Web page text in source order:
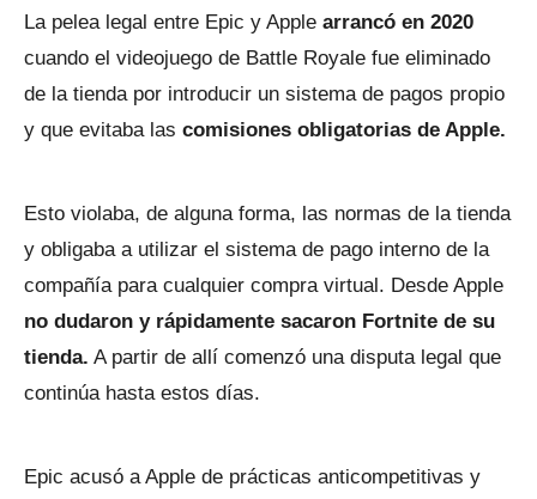
La pelea legal entre Epic y Apple arrancó en 2020
cuando el videojuego de Battle Royale fue eliminado
de la tienda por introducir un sistema de pagos propio
y que evitaba las comisiones obligatorias de Apple.
Esto violaba, de alguna forma, las normas de la tienda
y obligaba a utilizar el sistema de pago interno de la
compañía para cualquier compra virtual. Desde Apple
no dudaron y rápidamente sacaron Fortnite de su
tienda. A partir de allí comenzó una disputa legal que
continúa hasta estos días.
Epic acusó a Apple de prácticas anticompetitivas y